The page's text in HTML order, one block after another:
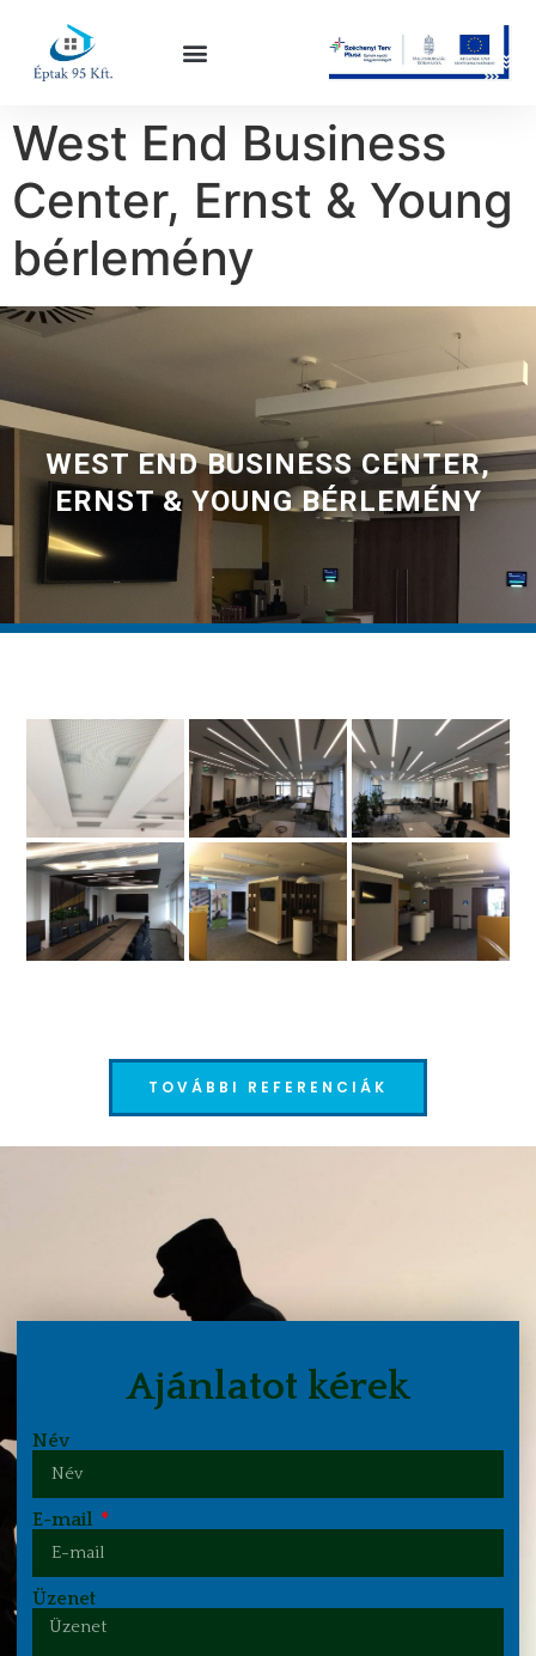
West End Business
Center, Ernst & Young
bérlemény
WEST END BUSINESS CENTER,
ERNST & YOUNG BÉRLEMÉNY
TOVÁBBI REFERENCIÁK
Ajánlatot kérek
Név
E-mail
Üzenet